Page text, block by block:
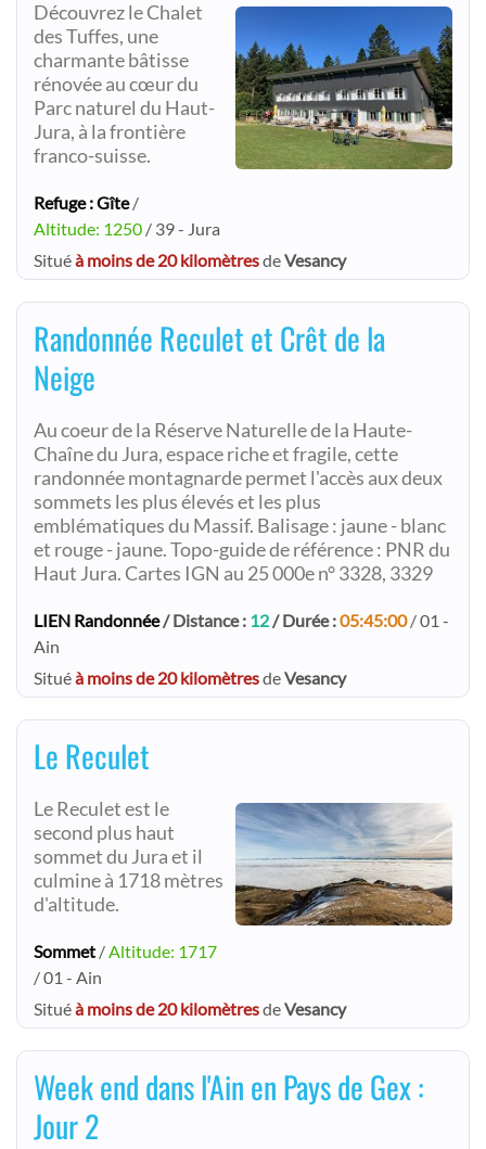
Découvrez le Chalet
des Tuffes, une
charmante bâtisse
rénovée au cœur du
Parc naturel du Haut-
Jura, à la frontière
franco-suisse.
Refuge : Gîte/
Altitude: 1250 / 39 - Jura
Situéà moins de 20 kilomètresdeVesancy
Randonnée Reculet et Crêt de la
Neige
Au coeur de la Réserve Naturelle de la Haute-
Chaîne du Jura, espace riche et fragile, cette
randonnée montagnarde permet l'accès aux deux
sommets les plus élevés et les plus
emblématiques du Massif. Balisage : jaune - blanc
et rouge - jaune. Topo-guide de référence : PNR du
Haut Jura. Cartes IGN au 25 000e n° 3328, 3329
LIEN Randonnée/ Distance : 12/ Durée :05:45:00/ 01 -
Ain
Situéà moins de 20 kilomètresdeVesancy
Le Reculet
Le Reculet est le
second plus haut
sommet du Jura et il
culmine à 1718 mètres
d'altitude.
Sommet /Altitude: 1717
/ 01 - Ain
Situéà moins de 20 kilomètresdeVesancy
Week end dans l'Ain en Pays de Gex :
Jour 2